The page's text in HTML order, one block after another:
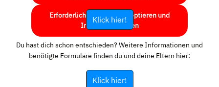
Erforderlichen Service akzeptieren und
Inhalte entsperren
Klick hier!
Du hast dich schon entschieden? Weitere Informationen und
benötigte Formulare finden du und deine Eltern hier:
Klick hier!